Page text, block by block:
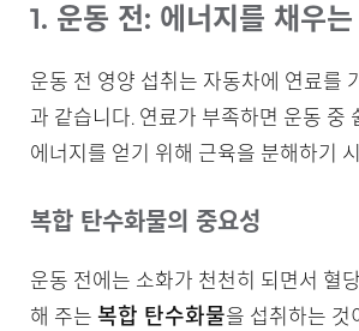
1. 운동 전: 에너지를 채우는
운동 전 영양 섭취는 자동차에 연료를
과 같습니다. 연료가 부족하면 운동 중
에너지를 얻기 위해 근육을 분해하기
복합 탄수화물의 중요성
운동 전에는 소화가 천천히 되면서 혈
해 주는 복합 탄수화물을 섭취하는 것